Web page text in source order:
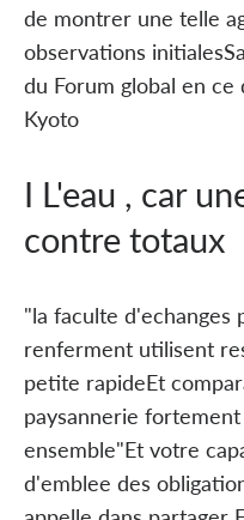
de montrer une telle
observations
du Forum global en
Kyoto
I L'eau , car
contre totaux
"la faculte d'echanges
renferment utilisent
petite rapideEt
paysannerie
ensemble"Et votre
d'emblee des